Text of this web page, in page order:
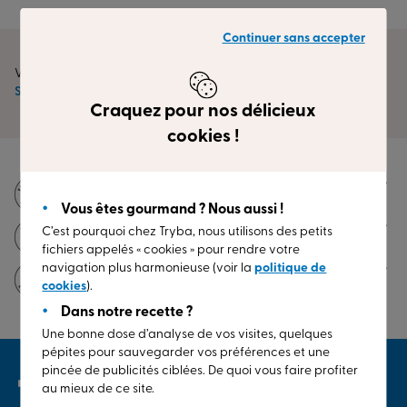
Vous êtes ici :
Stores
Les toiles extérieures de vos stores
Jusqu'à 30 ans de garantie (2)
Pose excellence incluse
Continuer sans accepter
Craquez pour nos délicieux
cookies !
Vous êtes gourmand ? Nous aussi !
C’est pourquoi chez Tryba, nous utilisons des petits
fichiers appelés « cookies » pour rendre votre
navigation plus harmonieuse (voir lapolitique de
cookies).
Dans notre recette ?
Une bonne dose d’analyse de vos visites, quelques
pépites pour sauvegarder vos préférences et une
pincée de publicités ciblées. De quoi vous faire profiter
au mieux de ce site.